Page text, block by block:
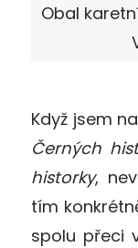
Obal
Když jsem
Černých
historky,
tím
spolu přeci